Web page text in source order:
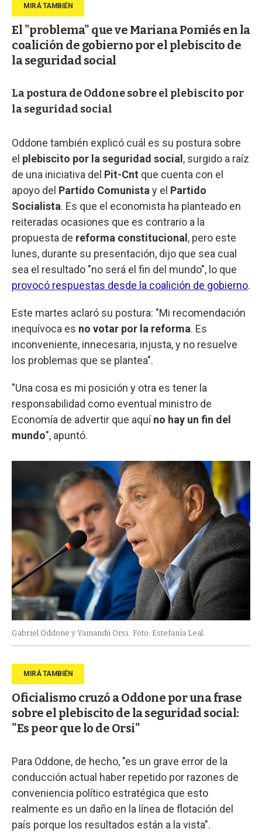
El "problema" que ve Mariana Pomiés en la
coalición de gobierno por el plebiscito de
la seguridad social
La postura de Oddone sobre el plebiscito por
la seguridad social
Oddone también explicó cuál es su postura sobre
el plebiscito por la seguridad social , surgido a raíz
de una iniciativa del Pit-Cnt que cuenta con el
apoyo del Partido Comunistay el Partido
Socialista. Es que el economista ha planteado en
reiteradas ocasiones que es contrario a la
propuesta de reforma constitucional , pero este
lunes, durante su presentación, dijo que sea cual
sea el resultado "no será el fin del mundo", lo que
provocó respuestas desde la coalición de gobierno.
Este martes aclaró su postura: "Mi recomendación
inequívoca es no votar por la reforma. Es
inconveniente, innecesaria, injusta, y no resuelve
los problemas que se plantea".
"Una cosa es mi posición y otra es tener la
responsabilidad como eventual ministro de
Economía de advertir que aquíno hay un fin del
mundo", apuntó.
Gabriel Oddone y Yamandú Orsi. Foto: Estefanía Leal.
Oficialismo cruzó a Oddone por una frase
sobre el plebiscito de la seguridad social:
"Es peor que lo de Orsi"
Para Oddone, de hecho, "es un grave error de la
conducción actual haber repetido por razones de
conveniencia político estratégica que esto
realmente es un daño en la línea de flotación del
país porque los resultados están a la vista".